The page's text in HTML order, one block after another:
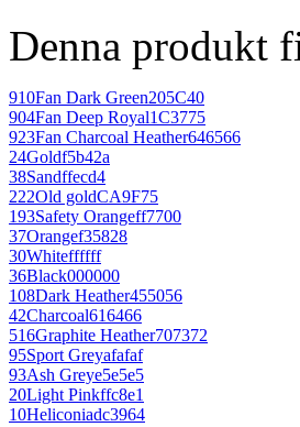
Denna produkt
910Fan Dark Green205C40
904Fan Deep Royal1C3775
923Fan Charcoal Heather646566
24Goldf5b42a
38Sandffecd4
222Old goldCA9F75
193Safety Orangeff7700
37Orangef35828
30Whiteffffff
36Black000000
108Dark Heather455056
42Charcoal616466
516Graphite Heather707372
95Sport Greyafafaf
93Ash Greye5e5e5
20Light Pinkffc8e1
10Heliconiadc3964